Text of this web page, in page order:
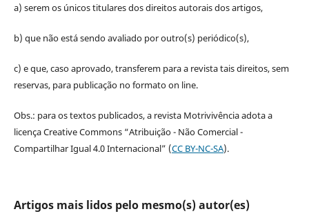
a) serem os únicos titulares dos direitos autorais dos artigos,
b) que não está sendo avaliado por outro(s) periódico(s),
c) e que, caso aprovado, transferem para a revista tais direitos, sem
reservas, para publicação no formato on line.
Obs.: para os textos publicados, a revista Motrivivência adota a
licença Creative Commons “Atribuição - Não Comercial -
Compartilhar Igual 4.0 Internacional” (CC BY-NC-SA).
Artigos mais lidos pelo mesmo(s) autor(es)